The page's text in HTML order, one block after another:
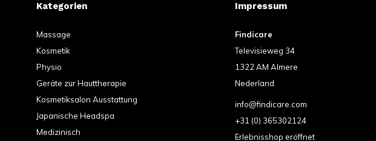
Kategorien
Massage
Kosmetik
Physio
Geräte zur Hauttherapie
Kosmetiksalon Ausstattung
Japanische Headspa
Medizinisch
Impressum
Findicare
Televisieweg 34
1322 AM Almere
Nederland
info@findicare.com
+31 (0) 365302124
Erlebnisshop eröffnet